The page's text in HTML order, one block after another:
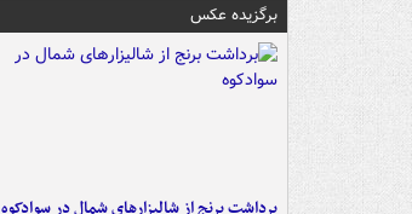
برگزیده عکس
برداشت برنج از شالیزارهای شمال در سوادکوه